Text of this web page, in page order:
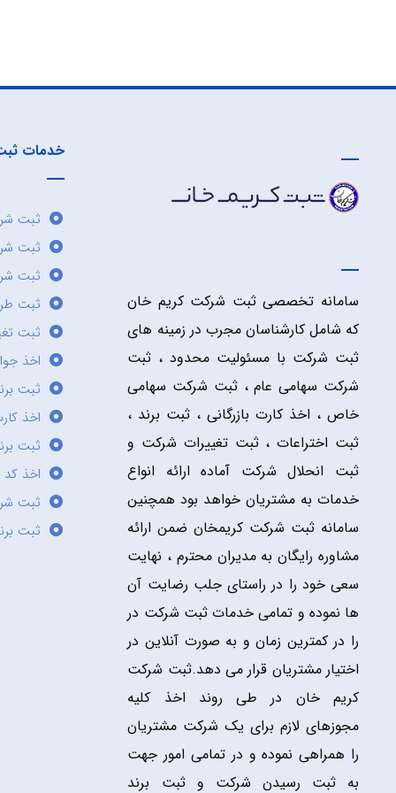
سامانه تخصصی ثبت شرکت کریم خان
که شامل کارشناسان مجرب در زمینه های
ثبت شرکت با مسئولیت محدود ، ثبت
شرکت سهامی عام ، ثبت شرکت سهامی
خاص ، اخذ کارت بازرگانی ، ثبت برند ،
ثبت اختراعات ، ثبت تغییرات شرکت و
ثبت انحلال شرکت آماده ارائه انواع
خدمات به مشتریان خواهد بود همچنین
سامانه ثبت شرکت کریمخان ضمن ارائه
مشاوره رایگان به مدیران محترم ، نهایت
سعی خود را در راستای جلب رضایت آن
ها نموده و تمامی خدمات ثبت شرکت در
را در کمترین زمان و به صورت آنلاین در
اختیار مشتریان قرار می دهد.ثبت شرکت
کریم خان در طی روند اخذ کلیه
مجوزهای لازم برای یک شرکت مشتریان
را همراهی نموده و در تمامی امور جهت
به ثبت رسیدن شرکت و ثبت برند
خدمات
ثبت
ثبت
ثبت
ثبت
ثبت
اخذ
ثبت
اخذ
ثبت
اخذ کد
ثبت
ثبت